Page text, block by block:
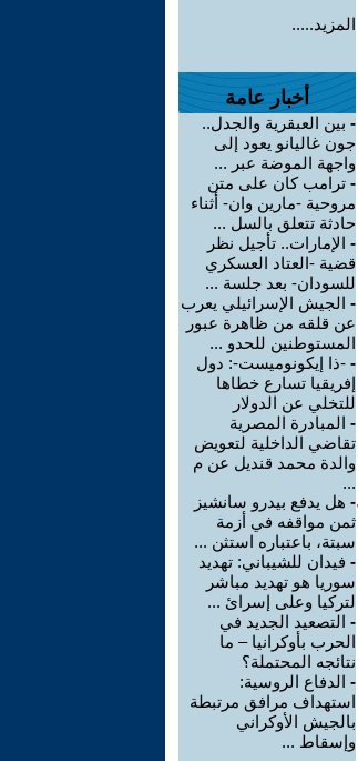
المزيد.....
أخبار عامة
- بين العبقرية والجدل..
جون غاليانو يعود إلى
واجهة الموضة عبر ...
- ترامب كان على متن
مروحية -مارين وان- أثناء
حادثة تتعلق بالسل ...
- الإمارات.. تأجيل نظر
قضية -العتاد العسكري
للسودان- بعد جلسة ...
- الجيش الإسرائيلي يعرب
عن قلقه من ظاهرة عبور
المستوطنين للحدو ...
- -ذا إيكونوميست-: دول
إفريقيا تسارع خطاها
للتخلي عن الدولار
- المبادرة المصرية
تقاضي الداخلية لتعويض
والدة محمد قنديل عن م
...
- هل يدفع بيدرو سانشيز
ثمن مواقفه في أزمة
سبتة، باعتباره استثن ...
- فيدان للشيباني: تهديد
سوريا هو تهديد مباشر
لتركيا وعلى إسرائ ...
- التصعيد الجديد في
الحرب بأوكرانيا – ما
نتائجه المحتملة؟
- الدفاع الروسية:
استهداف مرافق مرتبطة
بالجيش الأوكراني
وإسقاط ...